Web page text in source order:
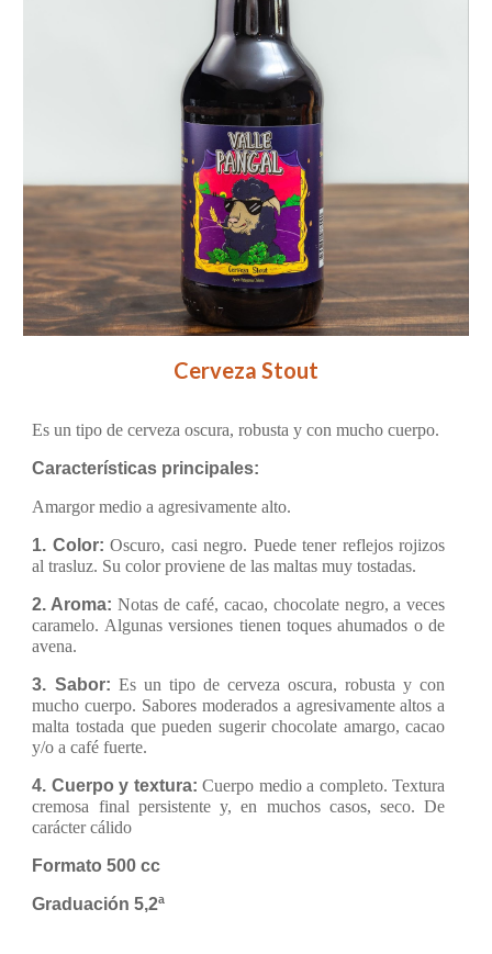
Cerveza Stout
Es un tipo de cerveza oscura, robusta y con mucho cuerpo.
Características principales:
Amargor medio a agresivamente alto.
1. Color:Oscuro, casi negro. Puede tener reflejos rojizos
al trasluz. Su color proviene de las maltas muy tostadas.
2. Aroma:Notas de café, cacao, chocolate negro, a veces
caramelo. Algunas versiones tienen toques ahumados o de
avena.
3. Sabor: Es un tipo de cerveza oscura, robusta y con
mucho cuerpo. Sabores moderados a agresivamente altos a
malta tostada que pueden sugerir chocolate amargo, cacao
y/o a café fuerte.
4. Cuerpo y textura:Cuerpo medio a completo. Textura
cremosa final persistente y, en muchos casos, seco. De
carácter cálido
Formato 500 cc
Graduación 5,2ª